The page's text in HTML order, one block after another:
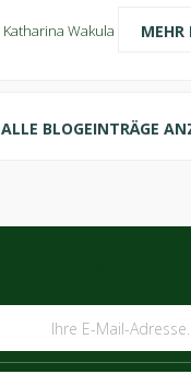
Katharina Wakula MEHR
ALLE BLOGEINTRÄGE